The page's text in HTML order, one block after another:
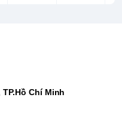
Chí Minh